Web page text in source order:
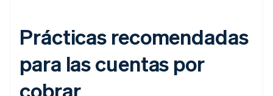
Prácticas recomendadas
para las cuentas por
cobrar